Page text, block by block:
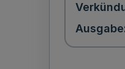
Ausgabe